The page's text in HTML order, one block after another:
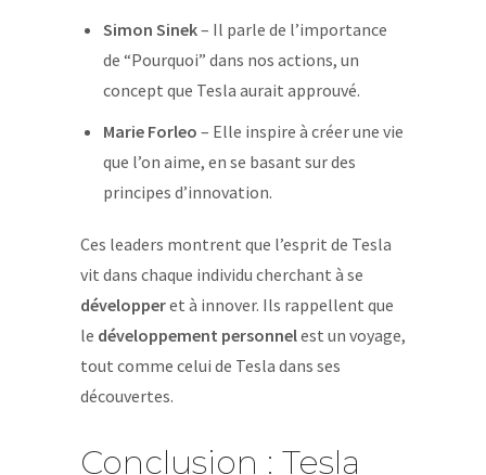
Simon Sinek– Il parle de l’importance
de “Pourquoi” dans nos actions, un
concept que Tesla aurait approuvé.
Marie Forleo – Elle inspire à créer une vie
que l’on aime, en se basant sur des
principes d’innovation.
Ces leaders montrent que l’esprit de Tesla
vit dans chaque individu cherchant à se
développeret à innover. Ils rappellent que
le développement personnelest un voyage,
tout comme celui de Tesla dans ses
découvertes.
Conclusion : Tesla